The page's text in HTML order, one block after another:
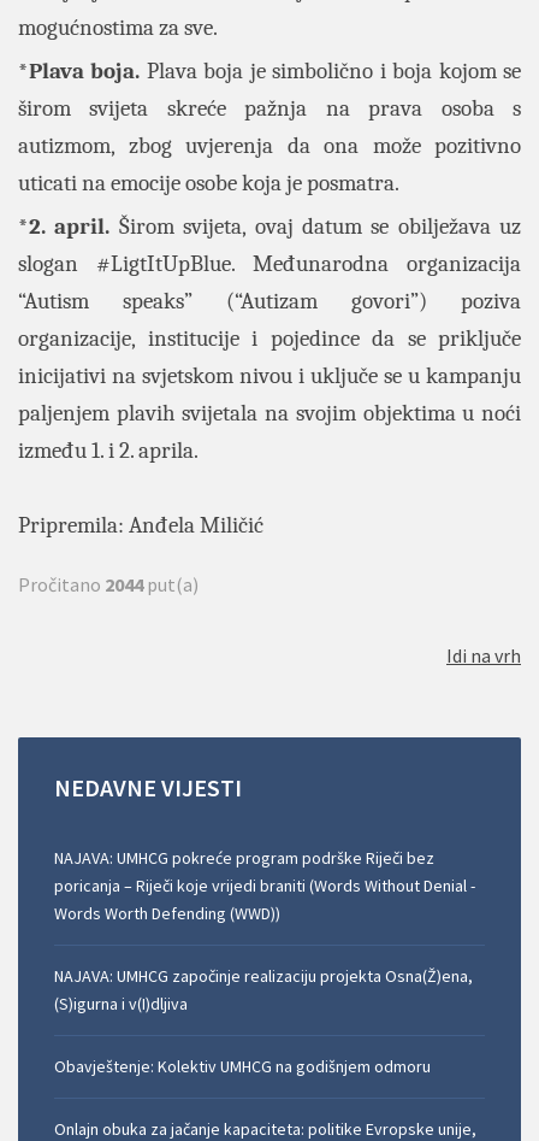
mogućnostima za sve.
*Plava boja. Plava boja je simbolično i boja kojom se
širom svijeta skreće pažnja na prava osoba s
autizmom, zbog uvjerenja da ona može pozitivno
uticati na emocije osobe koja je posmatra.
*2. april. Širom svijeta, ovaj datum se obilježava uz
slogan #LigtItUpBlue. Međunarodna organizacija
“Autism speaks” (“Autizam govori”) poziva
organizacije, institucije i pojedince da se priključe
inicijativi na svjetskom nivou i uključe se u kampanju
paljenjem plavih svijetala na svojim objektima u noći
između 1. i 2. aprila.
Pripremila: Anđela Miličić
Pročitano 2044put(a)
Idi na vrh
NEDAVNE VIJESTI
NAJAVA: UMHCG pokreće program podrške Riječi bez
poricanja – Riječi koje vrijedi braniti (Words Without Denial -
Words Worth Defending (WWD))
NAJAVA: UMHCG započinje realizaciju projekta Osna(Ž)ena,
(S)igurna i v(I)dljiva
Obavještenje: Kolektiv UMHCG na godišnjem odmoru
Onlajn obuka za jačanje kapaciteta: politike Evropske unije,